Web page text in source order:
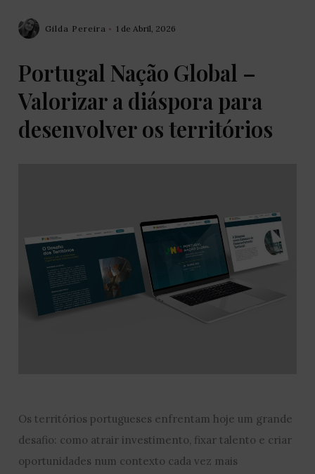
Gilda Pereira 1 de Abril, 2026
Portugal Nação Global –
Valorizar a diáspora para
desenvolver os territórios
Os territórios portugueses enfrentam hoje um grande
desafio: como atrair investimento, fixar talento e criar
oportunidades num contexto cada vez mais